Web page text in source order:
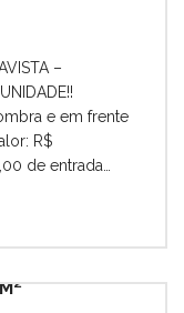
–
e em frente
R$
de entrada…